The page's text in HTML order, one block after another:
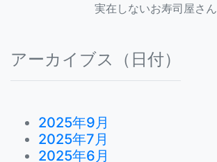
実在しないお寿司屋さん
アーカイブス（日付）
2025年9月
2025年7月
2025年6月